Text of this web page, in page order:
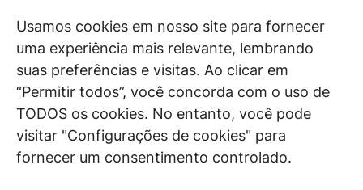
Usamos cookies em nosso site para fornecer
uma experiência mais relevante, lembrando
suas preferências e visitas. Ao clicar em
“Permitir todos”, você concorda com o uso de
TODOS os cookies. No entanto, você pode
visitar "Configurações de cookies" para
fornecer um consentimento controlado.
juristas e doutrinadores nacionais, se posicionam
diante de questões relevantes do cotidiano e
universo jurídico.